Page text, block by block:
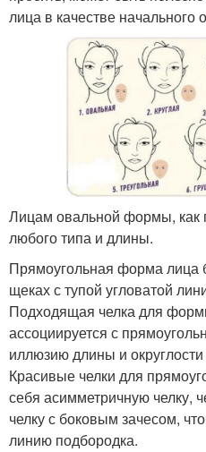
лица в качестве начального
Лицам овальной формы, как
любого типа и длины.
Прямоугольная форма лица
щеках с тупой угловатой
Подходящая челка для
ассоциируется с
иллюзию длины и
Красивые челки для
себя асимметричную челку,
челку с боковым зачесом,
линию подбородка.